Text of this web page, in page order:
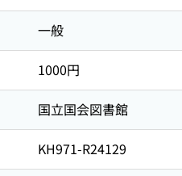
一般
1000円
国立国会図書館
KH971-R24129